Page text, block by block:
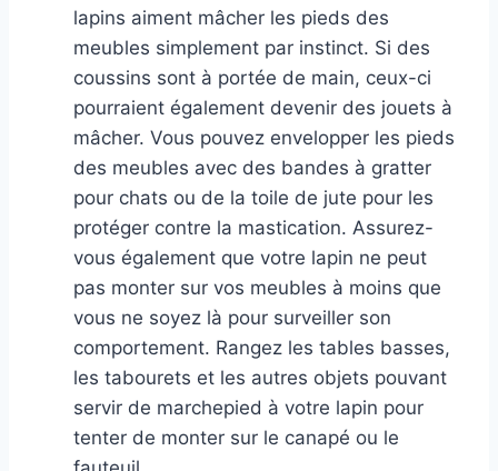
lapins aiment mâcher les pieds des
meubles simplement par instinct. Si des
coussins sont à portée de main, ceux-ci
pourraient également devenir des jouets à
mâcher. Vous pouvez envelopper les pieds
des meubles avec des bandes à gratter
pour chats ou de la toile de jute pour les
protéger contre la mastication. Assurez-
vous également que votre lapin ne peut
pas monter sur vos meubles à moins que
vous ne soyez là pour surveiller son
comportement. Rangez les tables basses,
les tabourets et les autres objets pouvant
servir de marchepied à votre lapin pour
tenter de monter sur le canapé ou le